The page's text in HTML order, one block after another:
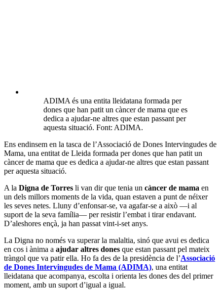
ADIMA és una entita lleidatana formada per
dones que han patit un càncer de mama que es
dedica a ajudar-ne altres que estan passant per
aquesta situació. Font: ADIMA.
Ens endinsem en la tasca de l’Associació de Dones Intervingudes de
Mama, una entitat de Lleida formada per dones que han patit un
càncer de mama que es dedica a ajudar-ne altres que estan passant
per aquesta situació.
A la Digna de Torres li van dir que tenia un càncer de mama en
un dels millors moments de la vida, quan estaven a punt de néixer
les seves netes. Lluny d’enfonsar-se, va agafar-se a això —i al
suport de la seva família— per resistir l’embat i tirar endavant.
D’aleshores ençà, ja han passat vint-i-set anys.
La Digna no només va superar la malaltia, sinó que avui es dedica
en cos i ànima a ajudar altres dones que estan passant pel mateix
tràngol que va patir ella. Ho fa des de la presidència de l’Associació
de Dones Intervingudes de Mama (ADIMA), una entitat
lleidatana que acompanya, escolta i orienta les dones des del primer
moment, amb un suport d’igual a igual.